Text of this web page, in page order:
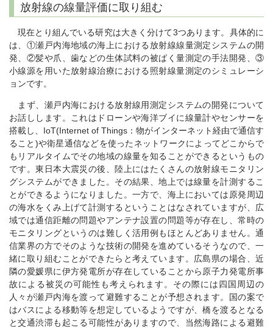
放射線の線量評価に取り組む
現在とり組んでいる研究は大きく分けて3つあります。具体的に
は、①瀬戸内海地域の海上における放射線線量測定システムの開
発、②髪や爪、歯などの生体試料の被ばく量測定の手法開発、③
小線源を用いた放射線治療における照射線量測定のシミュレーシ
ョンです。
まず、瀬戸内海における放射線用測定システムの開発について
お話しします。これはドローンや海洋ブイに線量計やセンサーを
搭載し、IoT(Internet of Things：物がインターネット経由で通信す
ること)や衛星通信などを使ったネットワークによってどこからで
もリアルタイムでその地域の線量を知ることができるというもの
です。東日本大震災の後、陸上にはたくさんの放射線モニタリン
グシステムができました。その結果、地上では線量を計測するこ
とができるようになりました。一方で、海上においては原発周辺
の海水をくみ上げて計測するということはなされていますが、広
域では通信距離の問題やアンテナ設置の問題等が存在し、常時の
モニタリングというのは難しく活用例もほとんどありません。通
信業界の方でそのような技術の開発を進めているそうなので、一
緒に取り組むことができたらと考えています。広島県の場合、近
隣の愛媛県に伊方発電所が存在していることから原子力発電所事
故による被災の可能性も考えられます。その際には四国周辺の
人々が瀬戸内海を渡って避難することが予想されます。国の案で
はバスによる移動等を想定しているようですが、橋を渡るとなる
と交通渋滞も起こる可能性がありますので、当然海路による避難